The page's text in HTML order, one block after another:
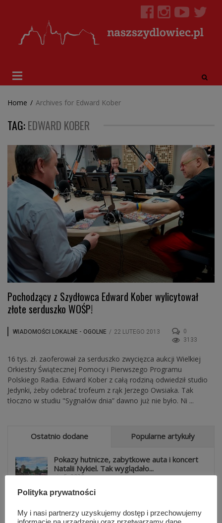
Home / Archives for Edward Kober
TAG:EDWARD KOBER
Pochodzący z Szydłowca Edward Kober wylicytował
złote serduszko WOŚP!
WIADOMOŚCI LOKALNE - OGOLNE / 22 LUTEGO 2013
0
3133
16 tys. zł. zaoferował za serduszko zwycięzca aukcji Wielkiej
Orkiestry Świątecznej Pomocy i Pierwszego Programu
Polskiego Radia. Edward Kober z całą rodziną odwiedził studio
Jedynki, żeby odebrać trofeum z rąk Jerzego Owsiaka. Tak
tłoczno w studiu "Sygnałów dnia” dawno już nie było. Ni ...
Ostatnio dodane Popularne artykuły
Pokazy hutnicze, zabytkowe auta i koncert
Natalii Nykiel. Tak wyglądało...
sie 5, 2026
na MAZOPikniku w Orońsku
Polityka prywatności
My i nasi partnerzy uzyskujemy dostęp i przechowujemy